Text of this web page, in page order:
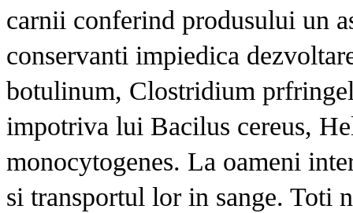
carnii conferind produsului un
conservanti impiedica
botulinum, Clostridium
impotriva lui Bacilus cereus,
monocytogenes. La oameni
si transportul lor in sange.